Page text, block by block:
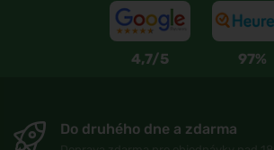
4,7/5 97%
Do druhého dne a zdarma